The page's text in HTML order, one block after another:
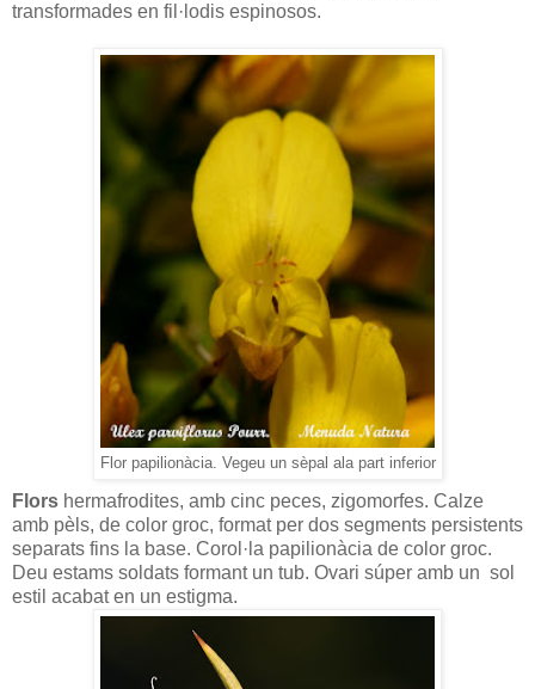
transformades en fil·lodis espinosos.
Flor papilionàcia. Vegeu un sèpal ala part inferior
Flors hermafrodites, amb cinc peces, zigomorfes. Calze
amb pèls, de color groc, format per dos segments persistents
separats fins la base. Corol·la papilionàcia de color groc.
Deu estams soldats formant un tub. Ovari súper amb un sol
estil acabat en un estigma.